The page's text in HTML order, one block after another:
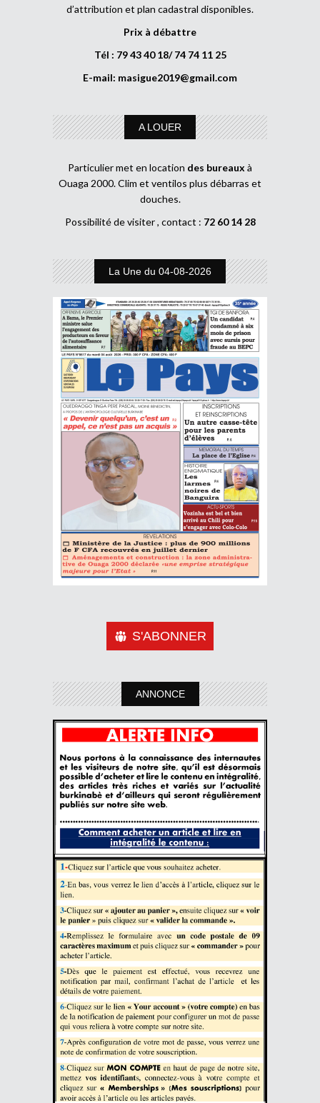
d’attribution et plan cadastral disponibles.
Prix à débattre
Tél : 79 43 40 18/ 74 74 11 25
E-mail: masigue2019@gmail.com
A LOUER
Particulier met en location des bureaux à
Ouaga 2000. Clim et ventilos plus débarras et
douches.
Possibilité de visiter , contact : 72 60 14 28
La Une du 04-08-2026
S'ABONNER
ANNONCE